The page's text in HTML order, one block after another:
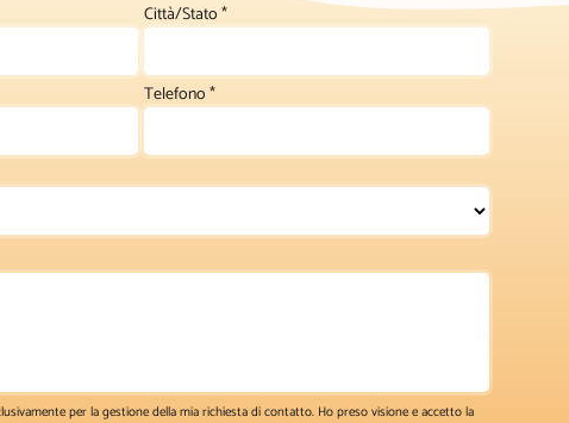
Città/Stato*
Telefono*
per la gestione della mia richiesta di contatto. Ho preso visione e accetto la